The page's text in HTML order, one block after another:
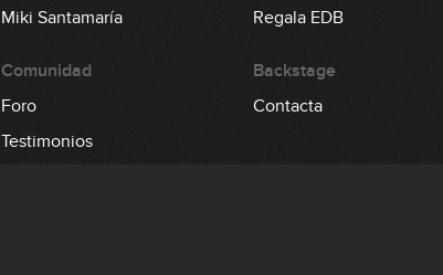
Miki Santamaría
Comunidad
Foro
Testimonios
Regala EDB
Backstage
Contacta